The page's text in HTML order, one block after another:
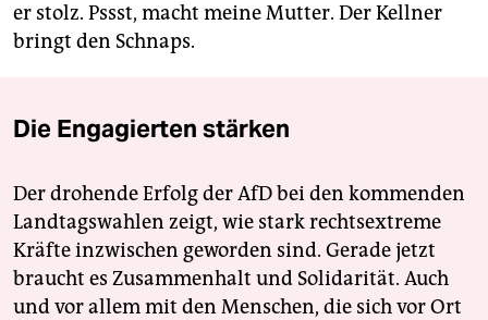
er stolz. Pssst, macht meine Mutter. Der Kellner
bringt den Schnaps.
Die Engagierten stärken
Der drohende Erfolg der AfD bei den kommenden
Landtagswahlen zeigt, wie stark rechtsextreme
Kräfte inzwischen geworden sind. Gerade jetzt
braucht es Zusammenhalt und Solidarität. Auch
und vor allem mit den Menschen, die sich vor Ort